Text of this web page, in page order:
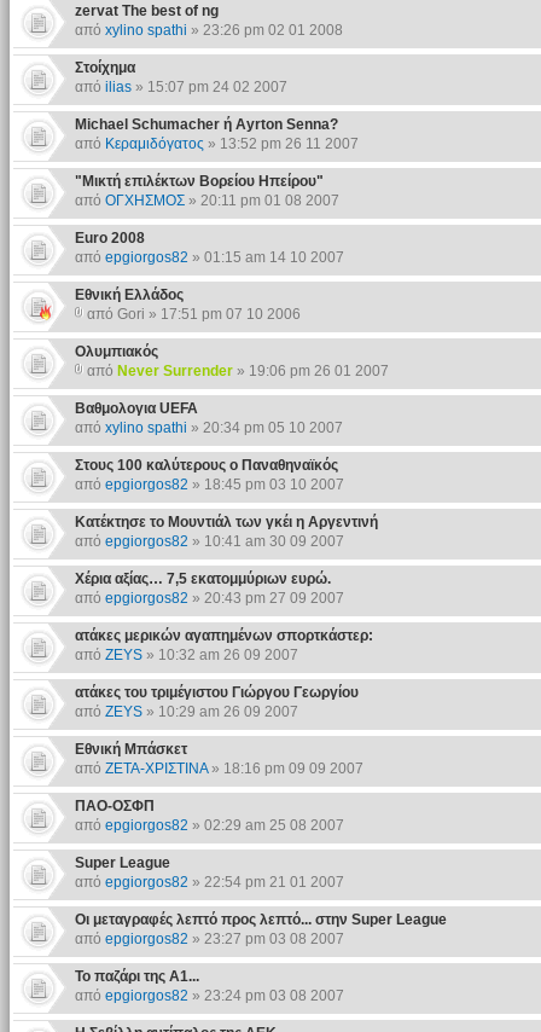
zervat The best of ng
από xylino spathi » 23:26 pm 02 01 2008
Στοίχημα
από ilias» 15:07 pm 24 02 2007
Michael Schumacher ή Ayrton Senna?
από Κεραμιδόγατος » 13:52 pm 26 11 2007
"Μικτή επιλέκτων Βορείου Ηπείρου"
από ΟΓΧΗΣΜΟΣ» 20:11 pm 01 08 2007
Euro 2008
από epgiorgos82 » 01:15 am 14 10 2007
Εθνική Ελλάδος
από Gori » 17:51 pm 07 10 2006
Ολυμπιακός
από Never Surrender» 19:06 pm 26 01 2007
Βαθμολογια UEFA
από xylino spathi » 20:34 pm 05 10 2007
Στους 100 καλύτερους ο Παναθηναϊκός
από epgiorgos82 » 18:45 pm 03 10 2007
Κατέκτησε το Μουντιάλ των γκέι η Αργεντινή
από epgiorgos82 » 10:41 am 30 09 2007
Χέρια αξίας… 7,5 εκατομμύριων ευρώ.
από epgiorgos82 » 20:43 pm 27 09 2007
ατάκες μερικών αγαπημένων σπορτκάστερ:
από ZEYS» 10:32 am 26 09 2007
ατάκες του τριμέγιστου Γιώργου Γεωργίου
από ZEYS» 10:29 am 26 09 2007
Εθνική Μπάσκετ
από ΖΕΤΑ-ΧΡΙΣΤΙΝΑ» 18:16 pm 09 09 2007
ΠΑΟ-ΟΣΦΠ
από epgiorgos82 » 02:29 am 25 08 2007
Super League
από epgiorgos82 » 22:54 pm 21 01 2007
Οι μεταγραφές λεπτό προς λεπτό... στην Super League
από epgiorgos82 » 23:27 pm 03 08 2007
Το παζάρι της Α1...
από epgiorgos82 » 23:24 pm 03 08 2007